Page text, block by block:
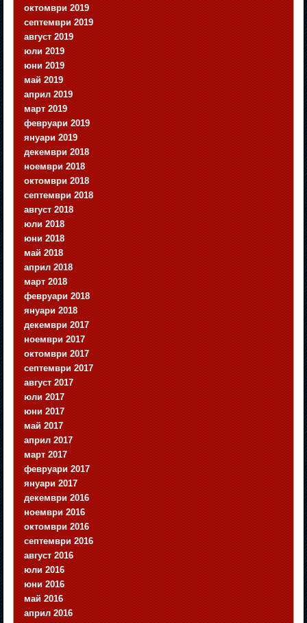
октомври 2019
септември 2019
август 2019
юли 2019
юни 2019
май 2019
април 2019
март 2019
февруари 2019
януари 2019
декември 2018
ноември 2018
октомври 2018
септември 2018
август 2018
юли 2018
юни 2018
май 2018
април 2018
март 2018
февруари 2018
януари 2018
декември 2017
ноември 2017
октомври 2017
септември 2017
август 2017
юли 2017
юни 2017
май 2017
април 2017
март 2017
февруари 2017
януари 2017
декември 2016
ноември 2016
октомври 2016
септември 2016
август 2016
юли 2016
юни 2016
май 2016
април 2016